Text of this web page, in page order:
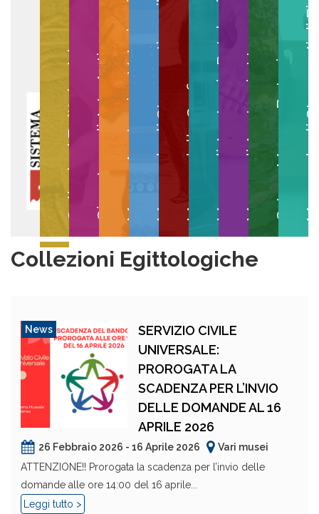
Collezioni EgittologicheGipsoteca di Arte AnticaMuseo Anatomico VeterinarioMuseo degli Strumenti per il CalcoloMuseo della GraficaMuseo di Anatomia PatologicaMuseo di Anatomia UmanaOrto e Museo BotanicoMuseo degli
Collezioni Egittologiche
News
SERVIZIO CIVILE
UNIVERSALE:
PROROGATA LA
SCADENZA PER L’INVIO
DELLE DOMANDE AL 16
APRILE 2026
26 Febbraio 2026 - 16 Aprile 2026
Vari musei
ATTENZIONE!! Prorogata la scadenza per l’invio delle
domande alle ore 14:00 del 16 aprile...
Leggi tutto >